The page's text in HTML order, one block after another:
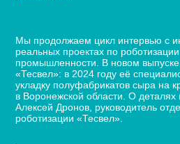
Мы продолжаем цикл интервью с
реальных проектах по
промышленности. В новом
«Тесвел»: в 2024 году её
укладку полуфабрикатов сыра на
в Воронежской области. О деталях
Алексей Дронов, руководитель
роботизации «Тесвел».